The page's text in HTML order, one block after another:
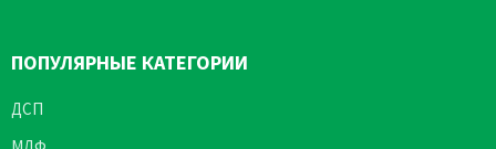
ПОПУЛЯРНЫЕ КАТЕГОРИИ
ДСП